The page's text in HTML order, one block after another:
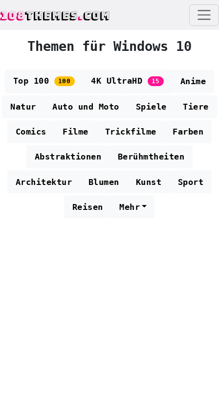
108THEMES.COM
Themen für Windows 10
Top 100 100 4K UltraHD 15 Anime
Natur Auto und Moto Spiele Tiere
Comics Filme Trickfilme Farben
Abstraktionen Berühmtheiten
Architektur Blumen Kunst Sport
Reisen Mehr